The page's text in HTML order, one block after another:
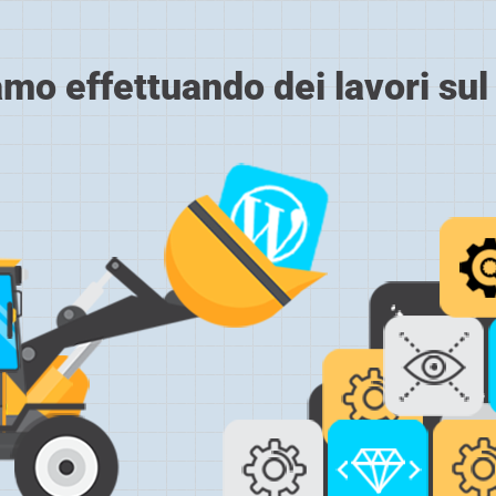
effettuando dei lavori